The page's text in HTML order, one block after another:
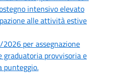
intensivo elevato
alle attività estive
per assegnazione
graduatoria provvisoria e
punteggio.